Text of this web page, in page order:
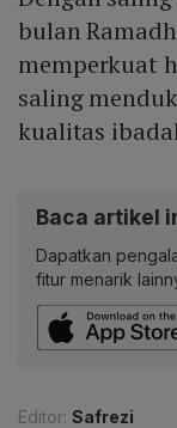
bulan
memperkuat
saling
kualitas
Baca artikel
Dapatkan
fitur menarik
Editor: Safrezi